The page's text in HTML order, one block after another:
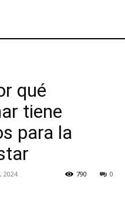
qué
tiene
para la
2024 0
790